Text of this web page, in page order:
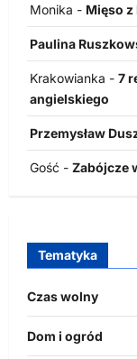
Monika - Mięso
Paulina
Krakowianka - 7
angielskiego
Przemysław
Gość - Zabójcze
Tematyka
Czas wolny
Dom i ogród